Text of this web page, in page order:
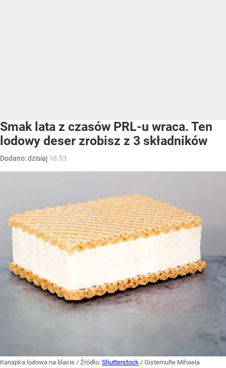
Smak lata z czasów PRL-u wraca. Ten
lodowy deser zrobisz z 3 składników
Dodano:dzisiaj 18:53
Kanapka lodowa na blacie / Źródło: Shutterstock / Gistemulte Mihaela